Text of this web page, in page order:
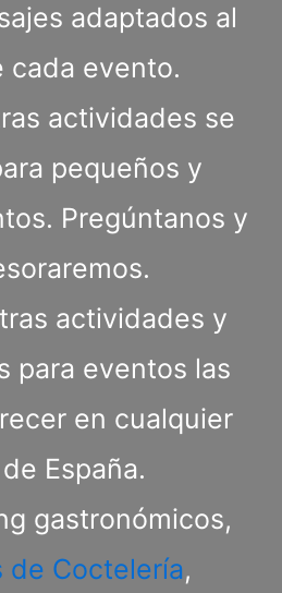
adaptados al
cada evento.
actividades se
pequeños y
Pregúntanos y
actividades y
para eventos las
en cualquier
España.
gastronómicos,
de Coctelería,